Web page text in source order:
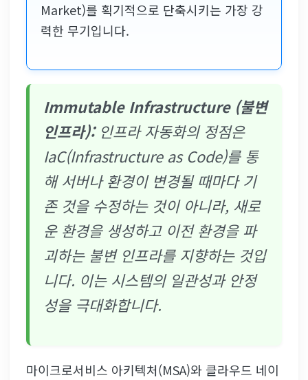
Market)를 획기적으로 단축시키는 가장 강
력한 무기입니다.
Immutable Infrastructure (불변
인프라):인프라 자동화의 정점은
IaC(Infrastructure as Code)를 통
해 서버나 환경이 변경될 때마다 기
존 것을 수정하는 것이 아니라, 새로
운 환경을 생성하고 이전 환경을 파
괴하는 불변 인프라를 지향하는 것입
니다. 이는 시스템의 일관성과 안정
성을 극대화합니다.
마이크로서비스 아키텍처(MSA)와 클라우드 네이